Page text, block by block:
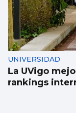
UNIVERSIDAD
La UVigo
rankings